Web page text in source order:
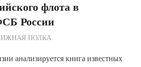
флота в
России
по Редакции
ПОЛКА
анализируется книга известных